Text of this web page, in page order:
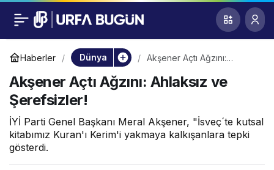
Haberler Dünya
Akşener Açtı Ağzını:
Akşener Açtı Ağzını: Ahlaksız ve
Şerefsizler!
İYİ Parti Genel Başkanı Meral Akşener, "İsveç´te kutsal
kitabımız Kuran'ı Kerim'i yakmaya kalkışanlara tepki
gösterdi.
Akşener Açtı Ağzını:
Ahlaksız ve
Şerefsizler!
0